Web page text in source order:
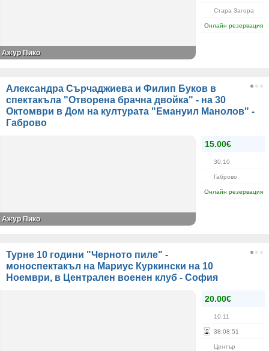
Стара Загора
Онлайн резервация
Ажур Пико
Александра Сърчаджиева и Филип Буков в
спектакъла "Отворена брачна двойка" - на 30
Октомври в Дом на културата "Емануил Манолов" -
Габрово
15.00€
30.10
Габрово
Онлайн резервация
Ажур Пико
Турне 10 години "Черното пиле" -
моноспектакъл на Мариус Куркински на 10
Ноември, в Централен военен клуб - София
20.00€
10.11
38:08:51
Център